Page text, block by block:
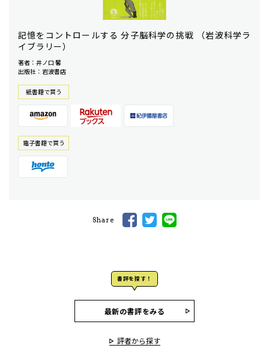
記憶をコントロールする 分子脳科学の挑戦 （岩波科学ラ
イブラリー）
著者：井ノ口 馨
出版社：岩波書店
紙書籍で買う
電⼦書籍で買う
Share
書評を探す！
最新の書評をみる
評者から探す